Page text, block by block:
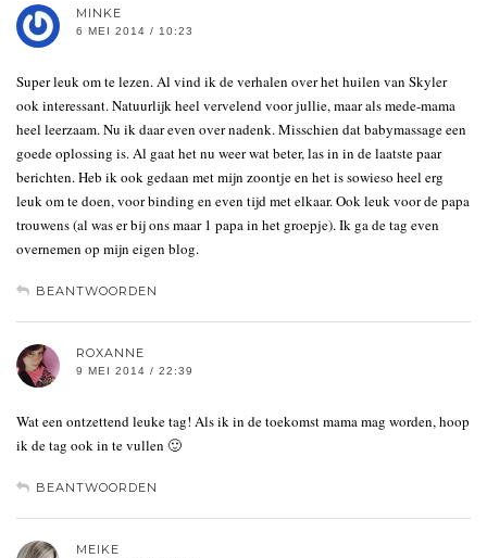
MINKE
6 MEI 2014 / 10:23
Super leuk om te lezen. Al vind ik de verhalen over het huilen van Skyler
ook interessant. Natuurlijk heel vervelend voor jullie, maar als mede-mama
heel leerzaam. Nu ik daar even over nadenk. Misschien dat babymassage een
goede oplossing is. Al gaat het nu weer wat beter, las in in de laatste paar
berichten. Heb ik ook gedaan met mijn zoontje en het is sowieso heel erg
leuk om te doen, voor binding en even tijd met elkaar. Ook leuk voor de papa
trouwens (al was er bij ons maar 1 papa in het groepje). Ik ga de tag even
overnemen op mijn eigen blog.
BEANTWOORDEN
ROXANNE
9 MEI 2014 / 22:39
Wat een ontzettend leuke tag! Als ik in de toekomst mama mag worden, hoop
ik de tag ook in te vullen 🙂
BEANTWOORDEN
MEIKE